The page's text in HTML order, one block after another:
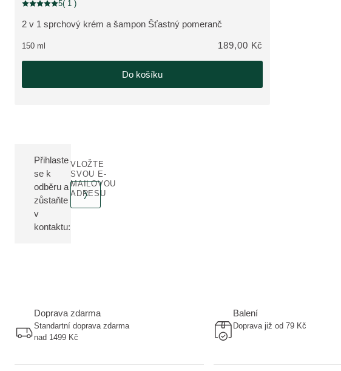
ZOBRAZIT PRODUKT:
2 v 1 sprchový krém a šampon Šťastný pomeranč
Aktuální hodnocení: 5 z 5 hvězdiček hodnoceno 1 zákazníky
5( 1 )
150 ml 189,00 Kč
Do košíku
Přihlaste
se k
odběru a
zůstaňte
v
kontaktu:
VLOŽTE
SVOU E-
MAILOVOU
ADRESU
Doprava zdarma
Standartní doprava zdarma
nad 1499 Kč
Balení
Doprava již od 79 Kč